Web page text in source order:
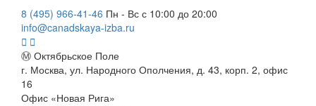
8 (495) 966-41-46 Пн - Вс с 10:00 до 20:00
info@canadskaya-izba.ru
Ⓜ Октябрьское Поле
г. Москва, ул. Народного Ополчения, д. 43, корп. 2, офис
16
Офис «Новая Рига»